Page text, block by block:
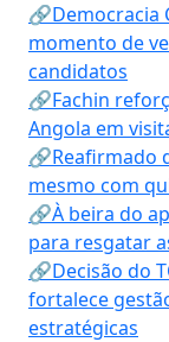
🔗Democracia
momento de
candidatos
🔗Fachin
Angola em
🔗Reafirmado
mesmo com
🔗À beira do
para resgatar
🔗Decisão do
fortalece
estratégicas